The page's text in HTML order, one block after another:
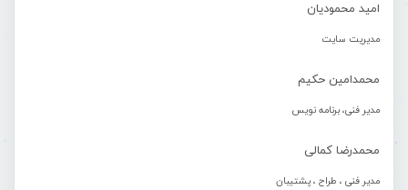
امید محمودیان
مدیریت سایت
محمدامین حکیم
مدیر فنی، برنامه نویس
محمدرضا کمالی
مدیر فنی ، طراح ، پشتیبان